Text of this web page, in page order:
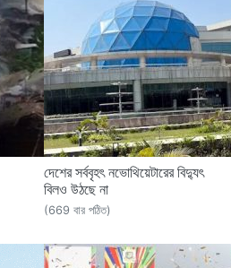
দেশের সর্ববৃহৎ নভোথিয়েটারের বিদ্যুৎ
বিলও উঠছে না
(669 বার পঠিত)